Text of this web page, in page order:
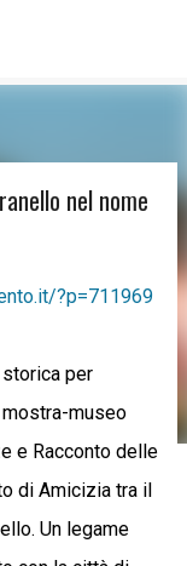
nel nome
?p=711969
per
mostra-museo
e Racconto delle
di Amicizia tra il
Un legame